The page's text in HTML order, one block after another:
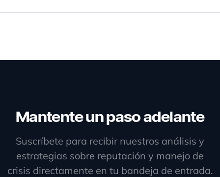
Mantente un paso adelante
Suscríbete para recibir nuestros análisis y
estrategias sobre reputación y manejo de
crisis directamente en tu bandeja de entrada.